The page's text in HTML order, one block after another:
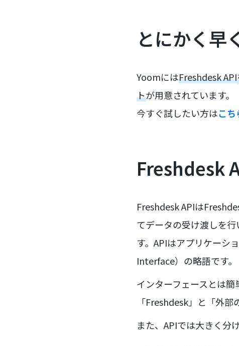
とにかく早
YoomにはFreshdesk
トが用意されています。
今すぐ試したい方はこち
Freshdesk
Freshdesk APIは
てデータの受け渡しを
す。APIはアプリケーシ
Interface）の略語です。
インターフェースとは
「Freshdesk」と「外部
また、APIでは大きく分